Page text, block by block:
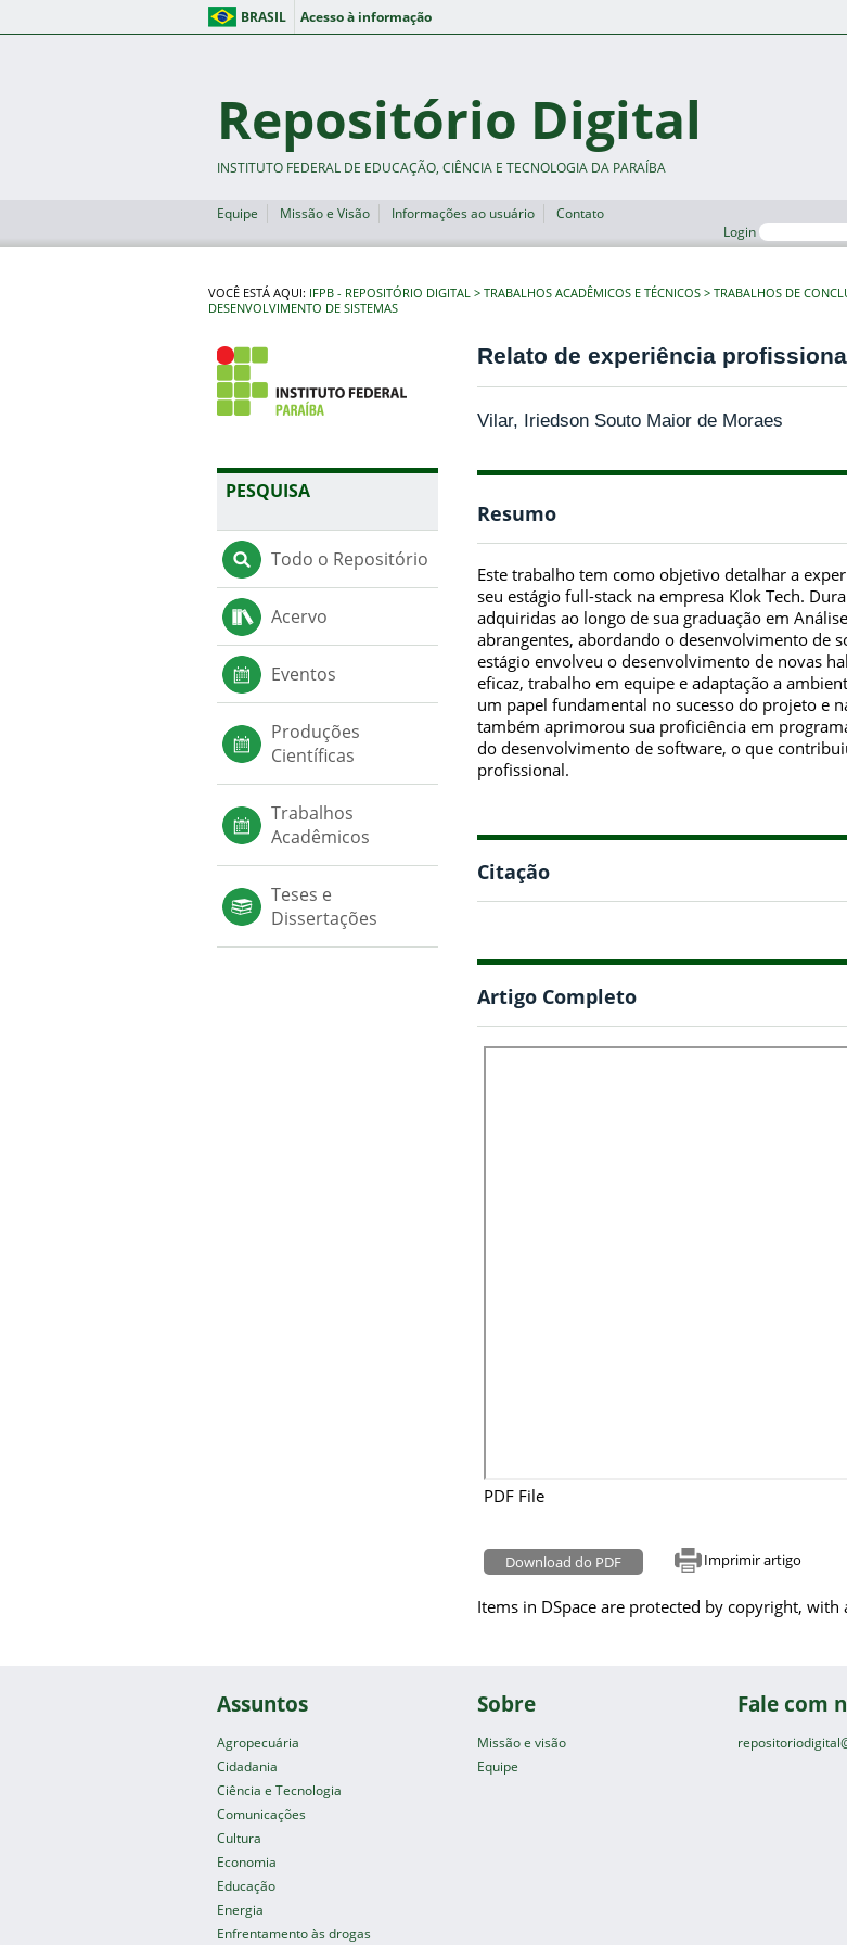
BRASIL Acesso à informação
Repositório Digital
INSTITUTO FEDERAL DE EDUCAÇÃO, CIÊNCIA E TECNOLOGIA DA PARAÍBA
Equipe Missão e Visão Informações ao usuário
Contato
Login
VOCÊ ESTÁ AQUI: IFPB - REPOSITÓRIO DIGITAL TRABALHOS ACADÊMICOS E TÉCNICOS TRABALHOS DE
DESENVOLVIMENTO DE SISTEMAS
PESQUISA
Todo o Repositório
Acervo
Eventos
Produções
Científicas
Trabalhos
Acadêmicos
Teses e
Dissertações
Relato de experiência
Vilar, Iriedson Souto Maior de Moraes
Resumo
Este trabalho tem como objetivo detalhar a
seu estágio full-stack na empresa Klok Tech.
adquiridas ao longo de sua graduação em
abrangentes, abordando o desenvolvimento de
estágio envolveu o desenvolvimento de novas
eficaz, trabalho em equipe e adaptação a
um papel fundamental no sucesso do projeto e
também aprimorou sua proficiência em
do desenvolvimento de software, o que
profissional.
Citação
Artigo Completo
PDF File
Download do PDF Imprimir artigo
Items in DSpace are protected by copyright,
Assuntos
Agropecuária
Cidadania
Ciência e Tecnologia
Comunicações
Cultura
Economia
Educação
Energia
Enfrentamento às drogas
Sobre
Missão e visão
Equipe
Fale com